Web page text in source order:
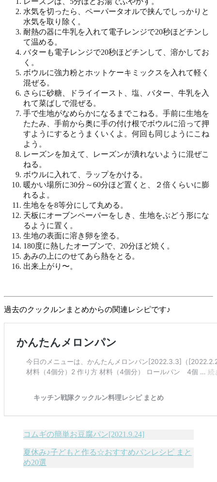
水気を切ったら、ペーパータオルで挟んでしっかりと
水気を取り除く。
耐熱の器に牛乳を入れて電子レンジで20秒ほどチンし
て温める。
バターも電子レンジで20秒ほどチンして、溶かしてお
く。
ボウルに強力粉とホットケーキミックスを入れて軽く
混ぜる。
さらに砂糖、ドライイースト、塩、バター、牛乳を入
れて菜ばしで混ぜる。
手で生地がなめらかになるまでこねる。手前に生地を
たたみ、手前から奥に手の付け根でボウルに沿って押
すようにするとうまくいくよ。何回も同じようにこね
よう。
レーズンを加えて、レーズンが潰れないように混ぜこ
ねる。
ボウルに入れて、ラップをかける。
暖かい場所に30分～60分ほど置くと、２倍くらいに膨
れるよ。
生地をを8等分にして丸める。
天板にオーブンペーパーをしき、生地をぶどう形にな
るように置く。
生地の表面に溶き卵を塗る。
180度に熱したオーブンで、20分ほど焼く。
あみの上にのせてあら熱をとる。
出来上がり〜。
過去のクックルンまとめからの関連レシピです♪
コムギの簡単お豆腐パン[2021.9.24]
夏休み♪子どもと作る☆おすすめパンレシピ まと
め20選